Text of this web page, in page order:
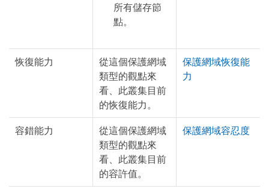
所有儲存節
點。
恢復能力
從這個保護網域
類型的觀點來
看、此叢集目前
的恢復能力。
保護網域恢復能
力
容錯能力
從這個保護網域
類型的觀點來
看、此叢集目前
的容許值。
保護網域容忍度